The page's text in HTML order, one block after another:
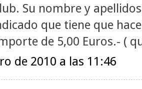
Su nombre y apellidos
que tiene que
de 5,00 Euros.- (
de 2010 a las 11:46